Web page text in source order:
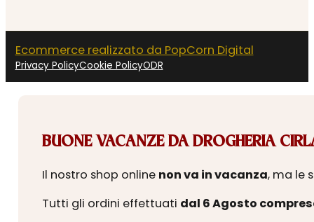
Ecommerce realizzato da PopCorn Digital
Privacy PolicyCookie PolicyODR
BUONE VACANZE DA DROGHERIA
Il nostro shop online non va in vacanza, ma le
Tutti gli ordini effettuati dal 6 Agosto